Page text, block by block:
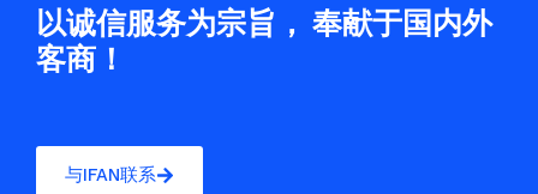
以诚信服务为宗旨， 奉献于国内外
客商！
与IFAN联系